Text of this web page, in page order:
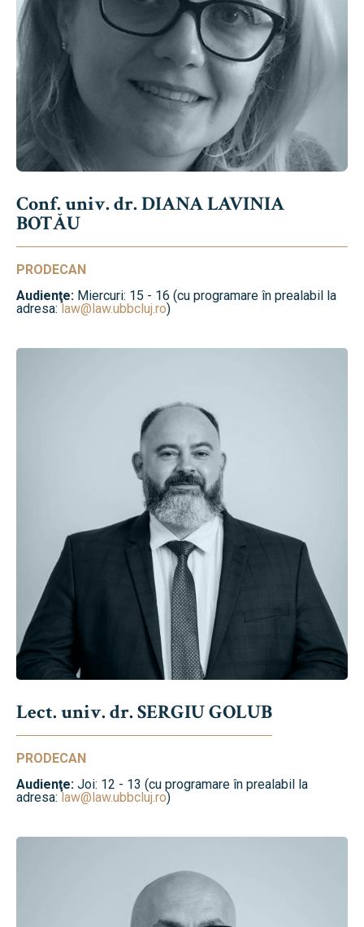
Conf. univ. dr. DIANA LAVINIA
BOTĂU
PRODECAN
Audienţe: Miercuri: 15 - 16 (cu programare în prealabil la
adresa: law@law.ubbcluj.ro)
Lect. univ. dr. SERGIU GOLUB
PRODECAN
Audienţe: Joi: 12 - 13 (cu programare în prealabil la
adresa:law@law.ubbcluj.ro)